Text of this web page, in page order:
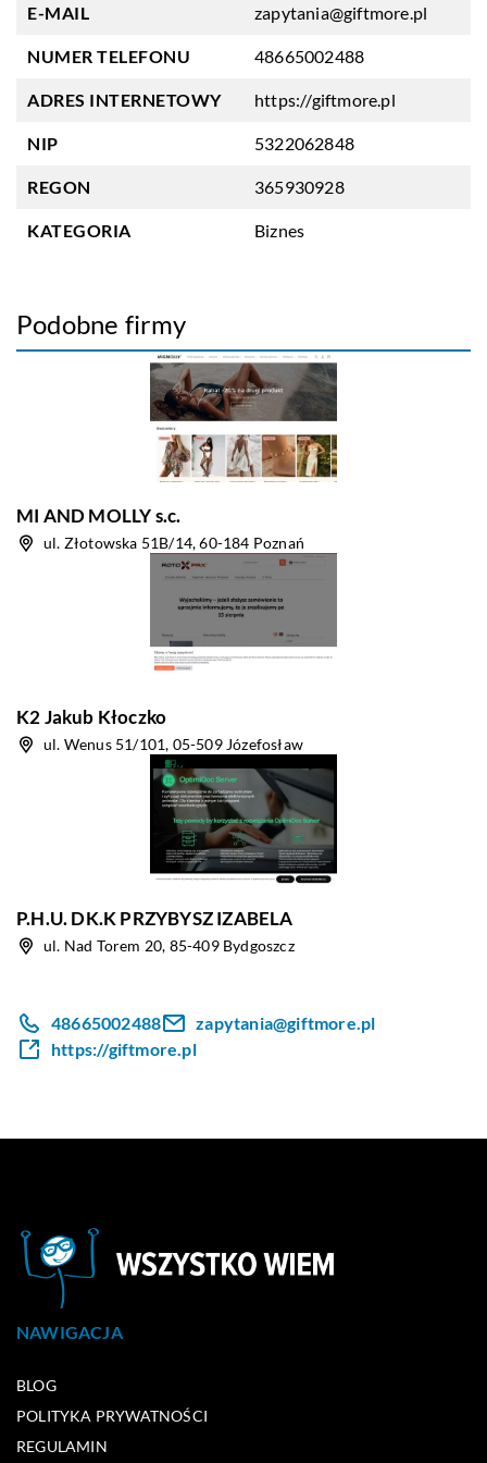
E-MAIL zapytania@giftmore.pl
NUMER TELEFONU 48665002488
ADRES INTERNETOWY https://giftmore.pl
NIP 5322062848
REGON 365930928
KATEGORIA Biznes
Podobne firmy
MI AND MOLLY s.c.
ul. Złotowska 51B/14, 60-184 Poznań
K2 Jakub Kłoczko
ul. Wenus 51/101, 05-509 Józefosław
P.H.U. DK.K PRZYBYSZ IZABELA
ul. Nad Torem 20, 85-409 Bydgoszcz
48665002488
zapytania@giftmore.pl
https://giftmore.pl
NAWIGACJA
BLOG
POLITYKA PRYWATNOŚCI
REGULAMIN